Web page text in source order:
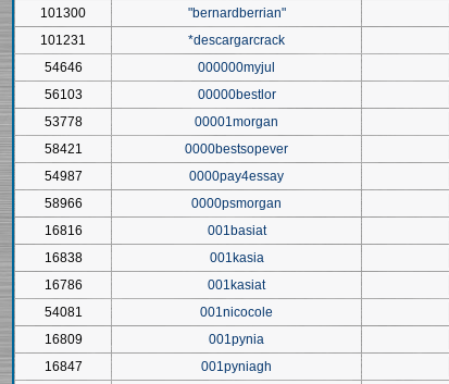
101300
"bernardberrian"
101231
*descargarcrack
54646
000000myjul
56103
00000bestlor
53778
00001morgan
58421
0000bestsopever
54987
0000pay4essay
58966
0000psmorgan
16816
001basiat
16838
001kasia
16786
001kasiat
54081
001nicocole
16809
001pynia
16847
001pyniagh